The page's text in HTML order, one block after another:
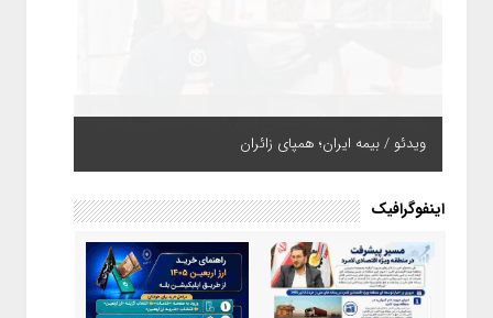
ویدئو / بیمه ایران؛ همپای زائران
اینفوگرافیک